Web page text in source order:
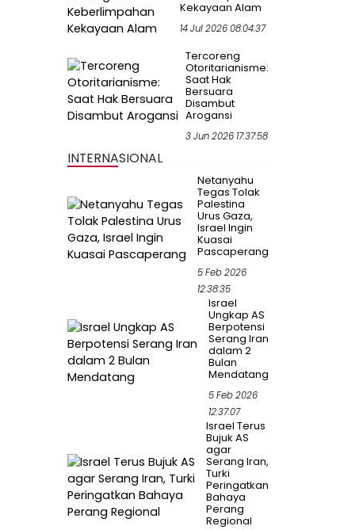
Kekayaan Alam
14 Jul 2026 08:04:37
Tercoreng
Otoritarianisme:
Saat Hak
Bersuara
Disambut
Arogansi
3 Jun 2026 17:37:58
INTERNASIONAL
Netanyahu
Tegas Tolak
Palestina
Urus Gaza,
Israel Ingin
Kuasai
Pascaperang
5 Feb 2026
12:38:35
Israel
Ungkap AS
Berpotensi
Serang Iran
dalam 2
Bulan
Mendatang
5 Feb 2026
12:37:07
Israel Terus
Bujuk AS
agar
Serang Iran,
Turki
Peringatkan
Bahaya
Perang
Regional